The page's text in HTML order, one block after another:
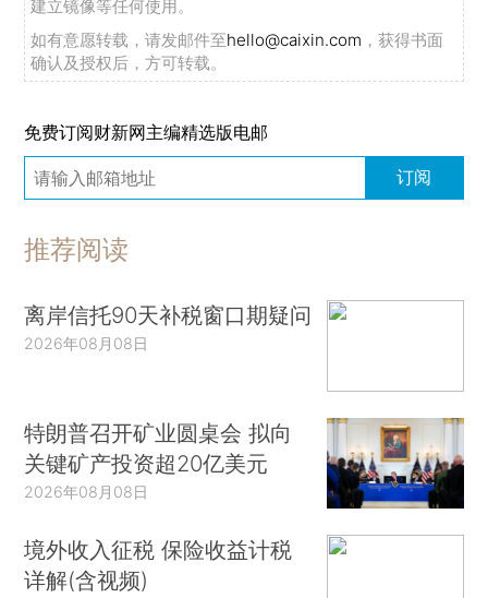
建立镜像等任何使用。
如有意愿转载，请发邮件至hello@caixin.com ，获得书面
确认及授权后，方可转载。
免费订阅财新网主编精选版电邮
订阅
推荐阅读
离岸信托90天补税窗口期疑问
2026年08月08日
特朗普召开矿业圆桌会 拟向
关键矿产投资超20亿美元
2026年08月08日
境外收入征税 保险收益计税
详解(含视频)